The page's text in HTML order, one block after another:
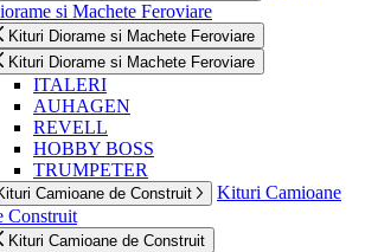
si Machete Feroviare
Kituri Diorame si Machete Feroviare
Kituri Diorame si Machete Feroviare
ITALERI
AUHAGEN
REVELL
HOBBY BOSS
TRUMPETER
Camioane de Construit
Kituri Camioane
Construit
Kituri Camioane de Construit